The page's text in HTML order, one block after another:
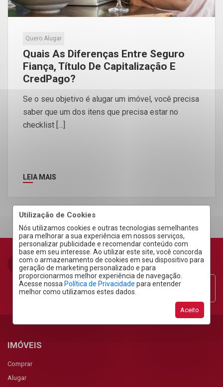
Utilização de Cookies
Nós utilizamos cookies e outras tecnologias semelhantes
para melhorar a sua experiência em nossos serviços,
personalizar publicidade e recomendar conteúdo com
base em seu interesse. Ao utilizar este site, você concorda
com o armazenamento de cookies em seu dispositivo para
geração de marketing personalizado e para
proporcionarmos melhor experiência de navegação.
Acesse nossa Política de Privacidade para entender
melhor como utilizamos estes dados.
Aceito
Quero Alugar
Quais As Diferenças Entre Seguro
Fiança, Título De Capitalização E
CredPago?
Se o seu objetivo é alugar um imóvel, você precisa
saber que um dos itens que precisa estar no
checklist […]
LEIA MAIS
Área do Cliente
IMÓVEIS
Comprar
Alugar